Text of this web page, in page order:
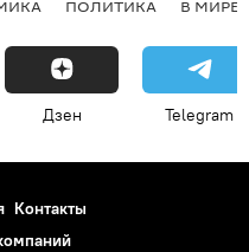
ПОЛИТИКА В МИРЕ
Дзен Telegram
Контакты